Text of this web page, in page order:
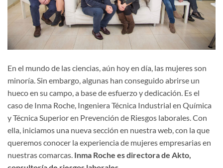
En el mundo de las ciencias, aún hoy en día, las mujeres son
minoría. Sin embargo, algunas han conseguido abrirse un
hueco en su campo, a base de esfuerzo y dedicación. Es el
caso de Inma Roche, Ingeniera Técnica Industrial en Química
y Técnica Superior en Prevención de Riesgos laborales. Con
ella, iniciamos una nueva sección en nuestra web, con la que
queremos conocer la experiencia de mujeres empresarias en
nuestras comarcas. Inma Roche es directora de Akto,